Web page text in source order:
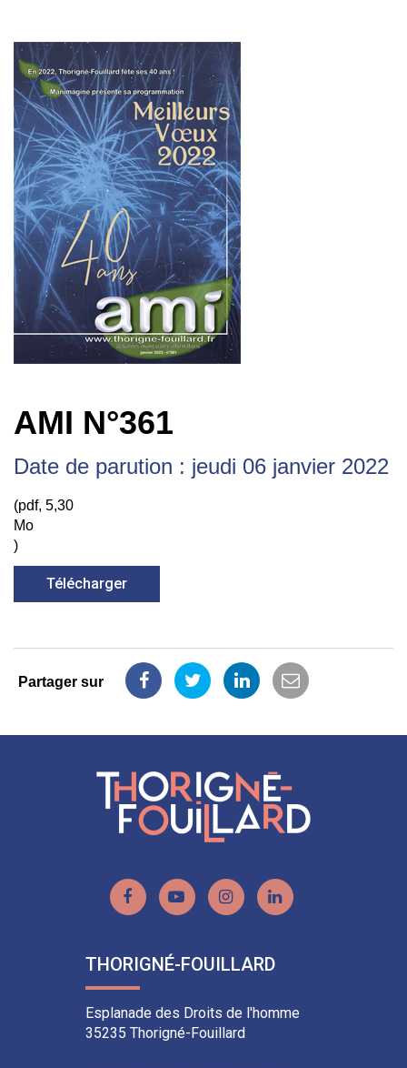
AMI N°361
Date de parution : jeudi 06 janvier 2022
(pdf, 5,30
Mo
)
Télécharger
Partager sur
PartagerPartagerPartagerPartager
Lien
le
compte
Lien
la
chaîne
Lien
le
compte
Lien
THORIGNÉ-FOUILLARD
Esplanade des Droits de l'homme
35235 Thorigné-Fouillard